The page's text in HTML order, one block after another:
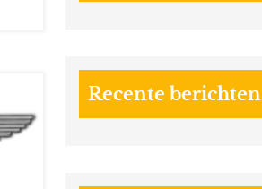
Recente berichten